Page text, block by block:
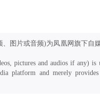
图片或音频)为凤凰网旗下自
pictures and audios if any) is
platform and merely provides